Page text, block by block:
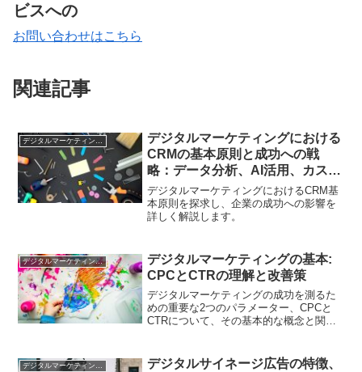
ビスへの
お問い合わせはこちら
関連記事
デジタルマーケティングにおける
CRMの基本原則と成功への戦
略：データ分析、AI活用、カスタ
マイズされた顧客接触戦略の重要
性
デジタルマーケティングにおけるCRM基
本原則を探求し、企業の成功への影響を
詳しく解説します。
デジタルマーケティング基礎
デジタルマーケティングの基本:
CPCとCTRの理解と改善策
デジタルマーケティングの成功を測るた
めの重要な2つのパラメーター、CPCと
CTRについて、その基本的な概念と関係
デジタルマーケティング基礎
デジタルサイネージ広告の特徴、